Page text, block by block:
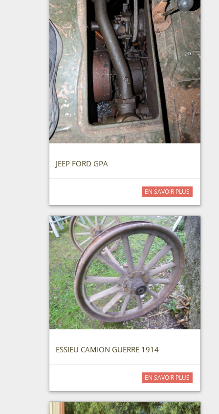
JEEP FORD GPA
EN SAVOIR PLUS
ESSIEU CAMION GUERRE 1914
EN SAVOIR PLUS